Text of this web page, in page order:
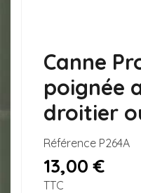
Canne
poignée
droitier
Référence P264A
13,00 €
TTC